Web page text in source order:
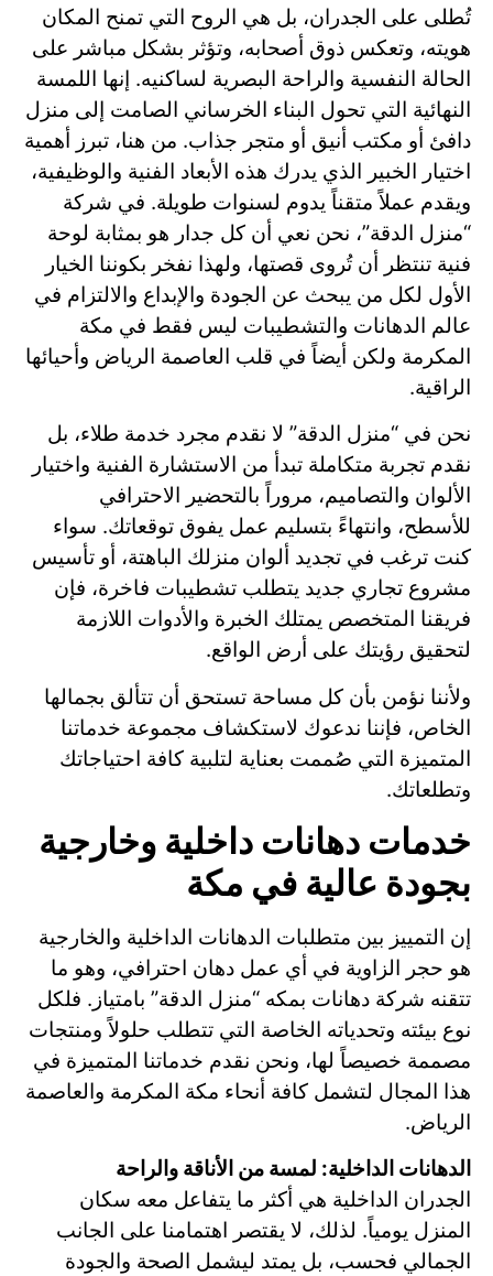
تُطلى على الجدران، بل هي الروح التي تمنح المكان
هويته، وتعكس ذوق أصحابه، وتؤثر بشكل مباشر على
الحالة النفسية والراحة البصرية لساكنيه. إنها اللمسة
النهائية التي تحول البناء الخرساني الصامت إلى منزل
دافئ أو مكتب أنيق أو متجر جذاب. من هنا، تبرز أهمية
اختيار الخبير الذي يدرك هذه الأبعاد الفنية والوظيفية،
ويقدم عملاً متقناً يدوم لسنوات طويلة. في شركة
“منزل الدقة”، نحن نعي أن كل جدار هو بمثابة لوحة
فنية تنتظر أن تُروى قصتها، ولهذا نفخر بكوننا الخيار
الأول لكل من يبحث عن الجودة والإبداع والالتزام في
عالم الدهانات والتشطيبات ليس فقط في مكة
المكرمة ولكن أيضاً في قلب العاصمة الرياض وأحيائها
الراقية.
نحن في “منزل الدقة” لا نقدم مجرد خدمة طلاء، بل
نقدم تجربة متكاملة تبدأ من الاستشارة الفنية واختيار
الألوان والتصاميم، مروراً بالتحضير الاحترافي
للأسطح، وانتهاءً بتسليم عمل يفوق توقعاتك. سواء
كنت ترغب في تجديد ألوان منزلك الباهتة، أو تأسيس
مشروع تجاري جديد يتطلب تشطيبات فاخرة، فإن
فريقنا المتخصص يمتلك الخبرة والأدوات اللازمة
لتحقيق رؤيتك على أرض الواقع.
ولأننا نؤمن بأن كل مساحة تستحق أن تتألق بجمالها
الخاص، فإننا ندعوك لاستكشاف مجموعة خدماتنا
المتميزة التي صُممت بعناية لتلبية كافة احتياجاتك
وتطلعاتك.
خدمات دهانات داخلية وخارجية
بجودة عالية في مكة
إن التمييز بين متطلبات الدهانات الداخلية والخارجية
هو حجر الزاوية في أي عمل دهان احترافي، وهو ما
تتقنه شركة دهانات بمكه “منزل الدقة” بامتياز. فلكل
نوع بيئته وتحدياته الخاصة التي تتطلب حلولاً ومنتجات
مصممة خصيصاً لها، ونحن نقدم خدماتنا المتميزة في
هذا المجال لتشمل كافة أنحاء مكة المكرمة والعاصمة
الرياض.
الدهانات الداخلية: لمسة من الأناقة والراحة
الجدران الداخلية هي أكثر ما يتفاعل معه سكان
المنزل يومياً. لذلك، لا يقتصر اهتمامنا على الجانب
الجمالي فحسب، بل يمتد ليشمل الصحة والجودة